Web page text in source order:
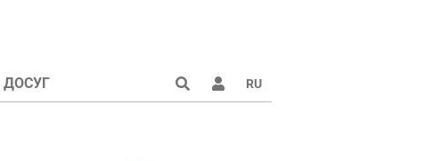
ДОСУГ RU
2022